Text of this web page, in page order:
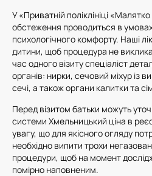
У «Приватній поліклініці
обстеження проводиться в
психологічного комфорту. Наші
дитини, щоб процедура не
час одного візиту спеціаліст
органів: нирки, сечовий міхур із
сечі, а також органи калитки та
Перед візитом батьки можуть
системи Хмельницький ціна в
увагу, що для якісного огляду
необхідно випити трохи
процедури, щоб на момент
помірно наповненим.